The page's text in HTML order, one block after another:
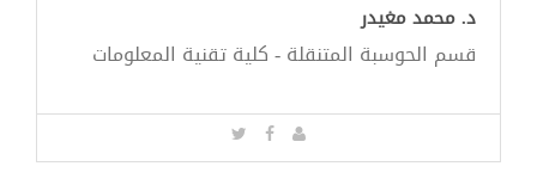
د. محمد مغيدر
قسم الحوسبة المتنقلة - كلية تقنية المعلومات